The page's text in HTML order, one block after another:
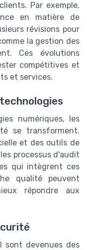
Par exemple,
en matière de
révisions pour
la gestion des
Ces évolutions
compétitives et
et services.
numériques, les
se transforment.
et des outils de
processus d'audit
qui intègrent ces
qualité peuvent
répondre aux
devenues des